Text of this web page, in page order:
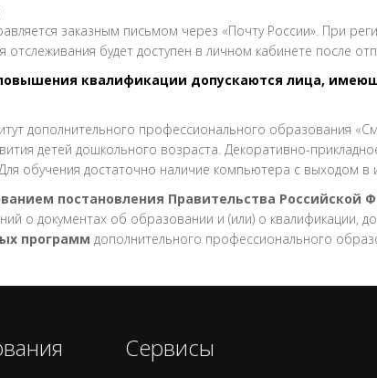
заказным письмом через «Почту России». При
отслеживания будет доступен в личном кабинете после
квалификации допускаются лица,
дополнительного профессионального образования
детей дошкольного возраста. Декоративно-
обучения достаточно наличие компьютера с выходом
постановления Правительства Российской
о документах об образовании и (или) о квалификации,
программ дополнительного профессионального
Сервисы